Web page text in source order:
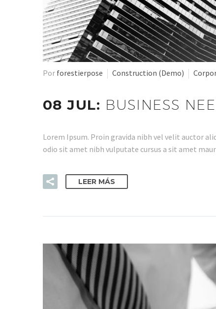
Por forestierpose Construction (Demo)
08 JUL: BUSINESS
Lorem Ipsum. Proin gravida nibh vel velit auctor
odio sit amet nibh vulputate cursus a sit amet
LEER MÁS